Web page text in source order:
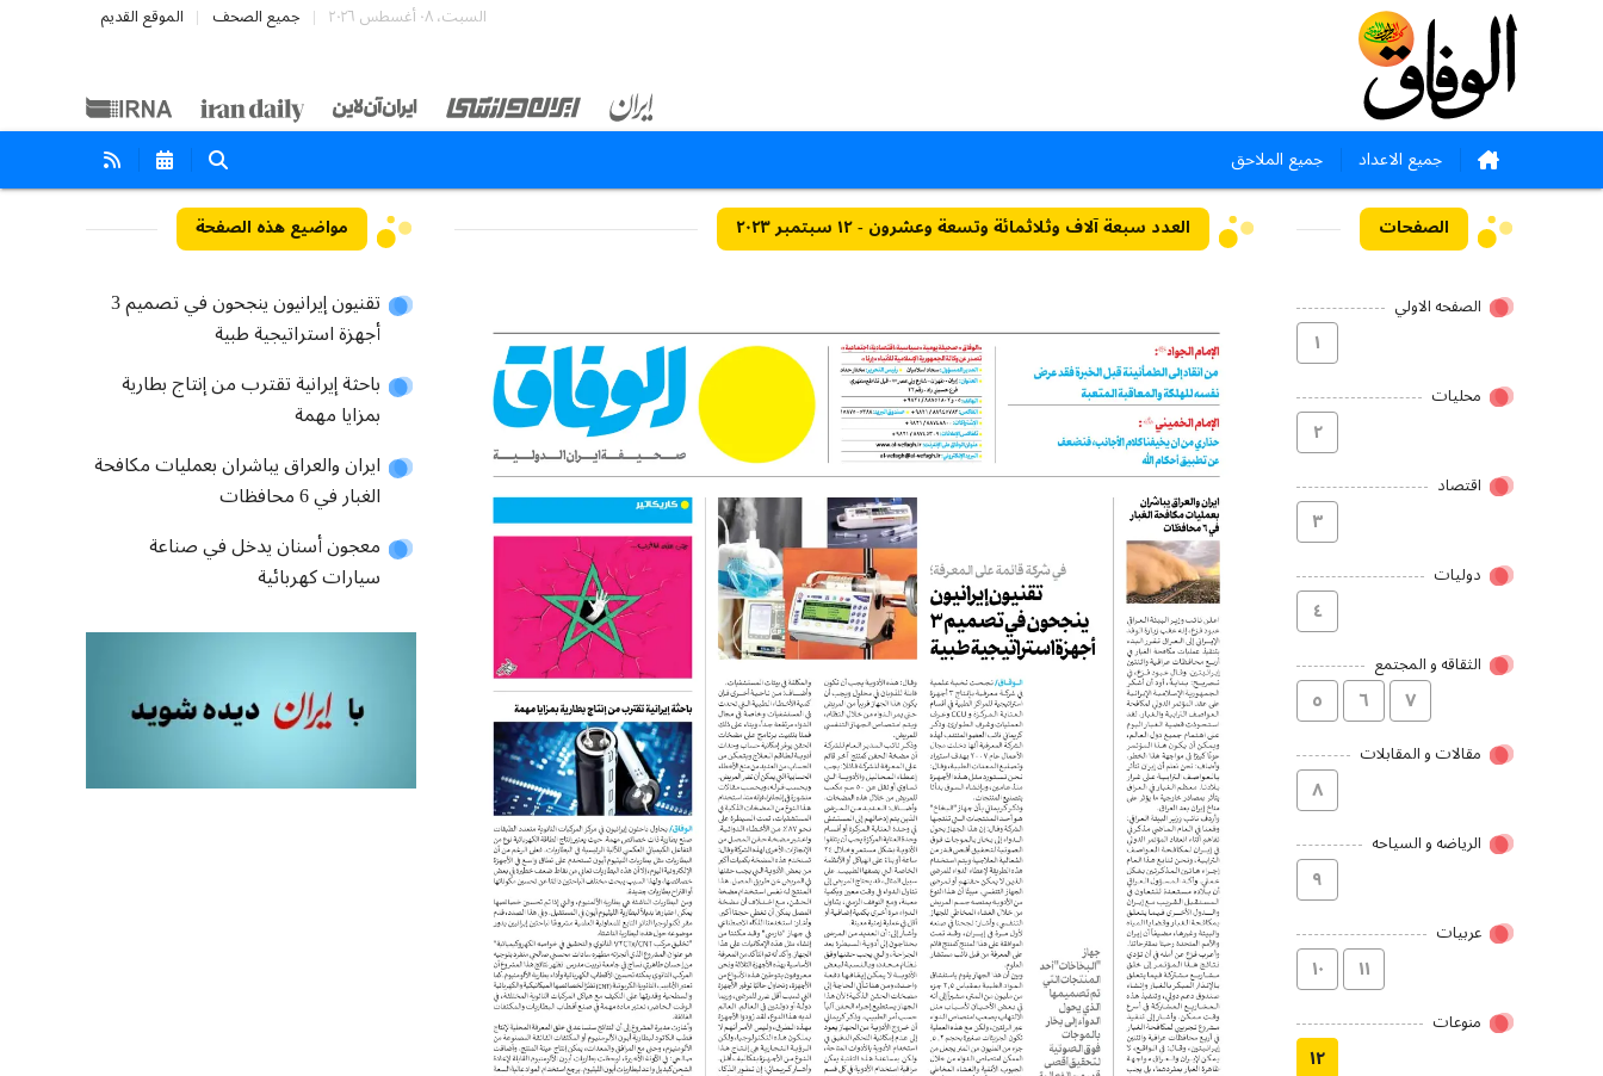
السبت، ٠٨ أغسطس ٢٠٢٦ جميع الصحف الموقع القديم
جميع الاعداد جميع الملاحق
الصفحات
الصفحه الاولي
۱
محلیات
۲
اقتصاد
۳
دولیات
٤
الثقاقه و المجتمع
٥ ٦ ۷
مقالات و المقابلات
۸
الریاضه و السیاحه
۹
عربیات
۱۰ ۱۱
منوعات
۱۲
العدد سبعة آلاف وثلاثمائة وتسعة وعشرون - ١٢ سبتمبر ٢٠٢٣ مواضيع هذه الصفحة
تقنيون إيرانيون ينجحون في تصميم 3
أجهزة استراتيجية طبية
باحثة إيرانية تقترب من إنتاج بطارية
بمزايا مهمة
ايران والعراق يباشران بعمليات مكافحة
الغبار في 6 محافظات
معجون أسنان يدخل في صناعة
سيارات كهربائية